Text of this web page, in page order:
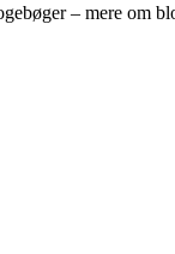
– mere om